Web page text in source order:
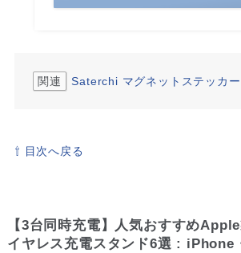
関連 Saterchi マグネットステッカ
⇧ 目次へ戻る
【3台同時充電】人気おすすめ
イヤレス充電スタンド6選 : iPhone